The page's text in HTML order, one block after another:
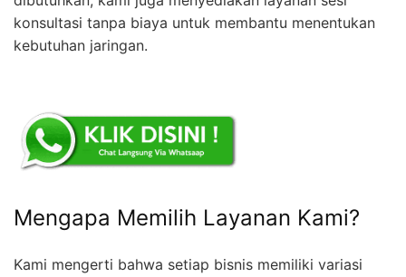
konsultasi tanpa biaya untuk membantu menentukan
kebutuhan jaringan.
Mengapa Memilih Layanan Kami?
Kami mengerti bahwa setiap bisnis memiliki variasi